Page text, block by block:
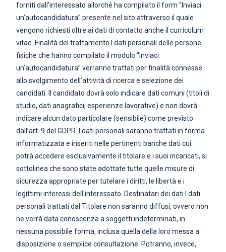
forniti dall’interessato allorché ha compilato il form “Inviaci
un’autocandidatura” presente nel sito attraverso il quale
vengono richiesti oltre ai dati di contatto anche il curriculum
vitae. Finalità del trattamento I dati personali delle persone
fisiche che hanno compilato il modulo “Inviaci
un’autocandidatura” verranno trattati per finalità connesse
allo svolgimento dell’attività di ricerca e selezione dei
candidati. Il candidato dovrà solo indicare dati comuni (titoli di
studio, dati anagrafici, esperienze lavorative) e non dovrà
indicare alcun dato particolare (sensibile) come previsto
dall’art. 9 del GDPR. I dati personali saranno trattati in forma
informatizzata e inseriti nelle pertinenti banche dati cui
potrà accedere esclusivamente il titolare e i suoi incaricati, si
sottolinea che sono state adottate tutte quelle misure di
sicurezza appropriate per tutelare i diritti, le libertà e i
legittimi interessi dell'interessato. Destinatari dei dati I dati
personali trattati dal Titolare non saranno diffusi, ovvero non
ne verrà data conoscenza a soggetti indeterminati, in
nessuna possibile forma, inclusa quella della loro messa a
disposizione o semplice consultazione. Potranno, invece,